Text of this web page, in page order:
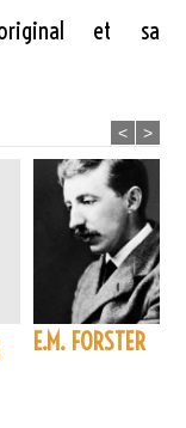
original et sa
E.M. FORSTER
< >